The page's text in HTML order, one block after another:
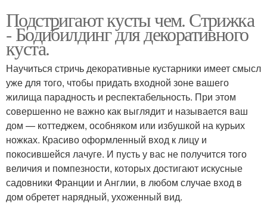
Подстригают кусты чем. Стрижка
- Бодибилдинг для декоративного
куста.
Научиться стричь декоративные кустарники имеет смысл
уже для того, чтобы придать входной зоне вашего
жилища парадность и респектабельность. При этом
совершенно не важно как выглядит и называется ваш
дом — коттеджем, особняком или избушкой на курьих
ножках. Красиво оформленный вход к лицу и
покосившейся лачуге. И пусть у вас не получится того
величия и помпезности, которых достигают искусные
садовники Франции и Англии, в любом случае вход в
дом обретет нарядный, ухоженный вид.